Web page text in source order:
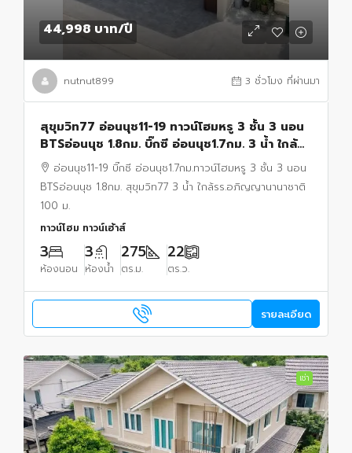
44,998 บาท/ปี
nutnut899 3 ชั่วโมง ที่ผ่านมา
สุขุมวิท77 อ่อนนุช11-19 ทาวน์โฮมหรู 3 ชั้น 3 นอน
BTSอ่อนนุช 1.8กม. บิ๊กซี อ่อนนุช1.7กม. 3 น้ำ ใกล้
รร.อภิญญานานาชาติ 100 ม. 22 ตร.ว.
อ่อนนุช11-19 บิ๊กซี อ่อนนุช1.7กม.ทาวน์โฮมหรู 3 ชั้น 3 นอน
BTSอ่อนนุช 1.8กม. สุขุมวิท77 3 น้ำ ใกล้รร.อภิญญานานาชาติ
100 ม.
ทาวน์โฮม ทาวน์เฮ้าส์
3
ห้องนอน
3
ห้องน้ำ
275
ตร.ม.
22
ตร.ว.
รายละเอียด
เช่า